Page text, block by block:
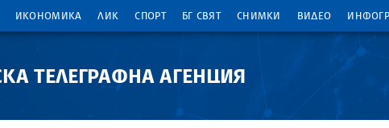
ИКОНОМИКА ЛИК СПОРТ БГ СВЯТ СНИМКИ ВИДЕО
ТЕЛЕГРАФНА АГЕНЦИЯ